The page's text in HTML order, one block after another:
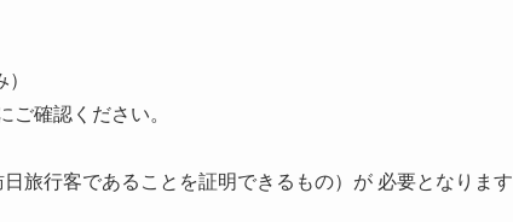
ご確認ください。
旅行客であることを証明できるもの）が 必要となりま